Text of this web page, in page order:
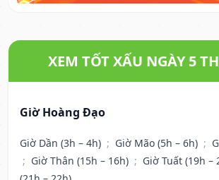
XEM TỐT XẤU NGÀY 5
Giờ Hoàng Đạo
Giờ Dần (3h – 4h) ; Giờ Mão (5h – 6h) ;
; Giờ Thân (15h – 16h) ; Giờ Tuất (19h –